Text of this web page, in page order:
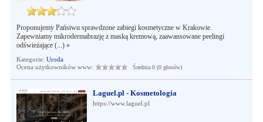
Proponujemy Państwu sprawdzone zabiegi kosmetyczne w Krakowie.
Zapewniamy mikrodermabrazję z maską kremową, zaawansowane peelingi
odświeżające (...) »
Kategorie: Uroda
Ocena użytkowników www:
Średnia 0 (0 głosów)
Laguel.pl - Kosmetologia
https://www.laguel.pl